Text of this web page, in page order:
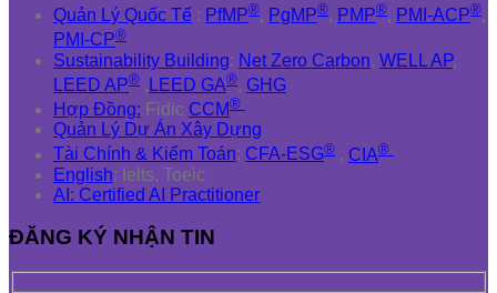
Quản Lý Quốc Tế : PfMP®, PgMP®, PMP®, PMI-ACP®,
PMI-CP®
Sustainability Building: Net Zero Carbon, WELL AP,
LEED AP® , LEED GA®, GHG
Hợp Đồng: Fidic CCM®
Quản Lý Dự Án Xây Dựng
Tài Chính & Kiểm Toán: CFA-ESG® , CIA®
English: Ielts, Toeic
AI: Certified AI Practitioner
ĐĂNG KÝ NHẬN TIN